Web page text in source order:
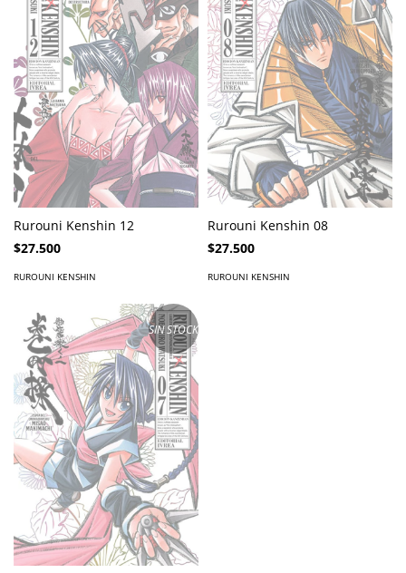
Rurouni Kenshin 12
$27.500
RUROUNI KENSHIN
Rurouni Kenshin 08
$27.500
RUROUNI KENSHIN
SIN STOCK